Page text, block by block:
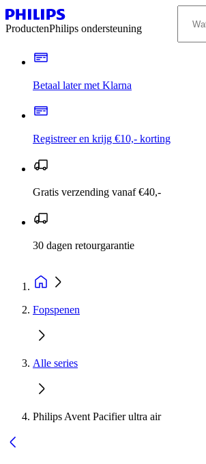
ProductenPhilips ondersteuning
Betaal later met Klarna
Registreer en krijg €10,- korting
Gratis verzending vanaf €40,-
30 dagen retourgarantie
Fopspenen
Alle series
Philips Avent Pacifier ultra air